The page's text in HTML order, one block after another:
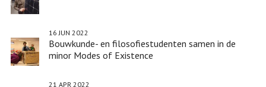
Bouwkunde- en filosofiestudenten samen in de
minor Modes of Existence
16 JUN 2022
21 APR 2022